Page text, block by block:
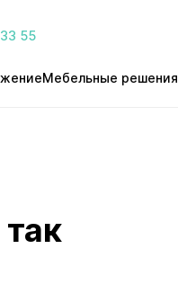
55
Мебельные решения